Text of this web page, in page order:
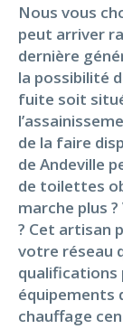
Nous vous
peut arriver
dernière
la possibilité
fuite soit
de la faire
de Andeville
de toilettes
marche plus
? Cet artisan
votre réseau
qualifications
équipements
chauffage